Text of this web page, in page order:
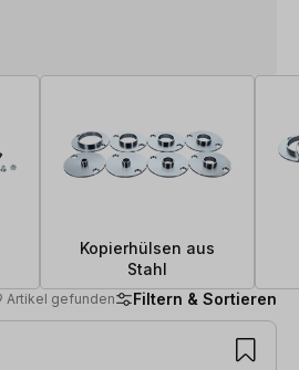
Kopierhülsen aus
Stahl
Artikel gefunden Filtern & Sortieren